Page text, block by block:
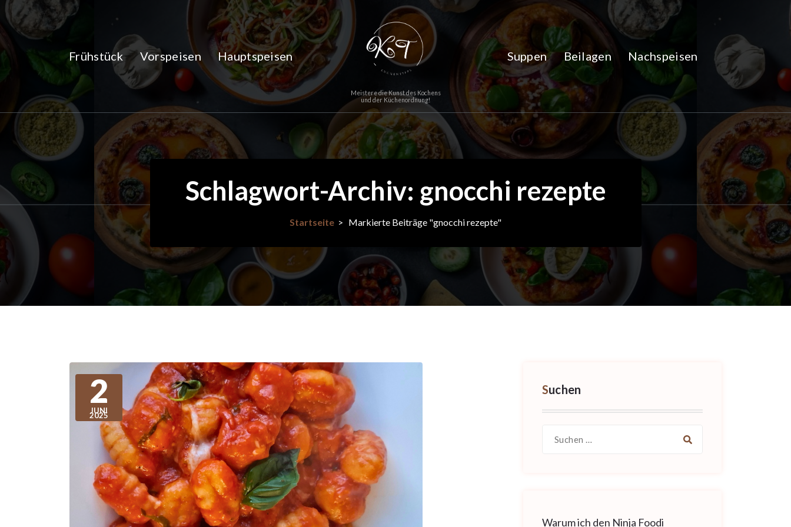
Zum
Inhalt
springen
Frühstück Vorspeisen Hauptspeisen
Meistere die Kunst des Kochens
und der Küchenordnung!
Suppen Beilagen Nachspeisen
Schlagwort-Archiv: gnocchi rezepte
Startseite > Markierte Beiträge "gnocchi rezepte"
2
JUNI
2025
Suchen
nach:
Warum ich den Ninja Foodi